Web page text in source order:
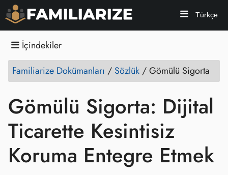
Türkçe
İçindekiler
Familiarize Dokümanları / Sözlük /Gömülü Sigorta
Gömülü Sigorta: Dijital
Ticarette Kesintisiz
Koruma Entegre Etmek